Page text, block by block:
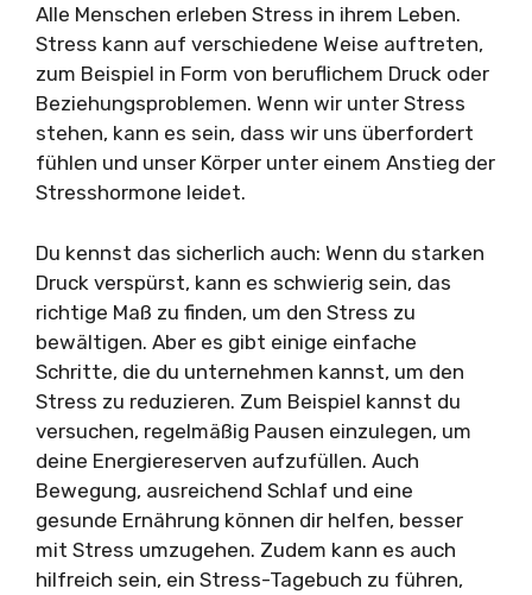
Alle Menschen erleben Stress in ihrem Leben.
Stress kann auf verschiedene Weise auftreten,
zum Beispiel in Form von beruflichem Druck oder
Beziehungsproblemen. Wenn wir unter Stress
stehen, kann es sein, dass wir uns überfordert
fühlen und unser Körper unter einem Anstieg der
Stresshormone leidet.
Du kennst das sicherlich auch: Wenn du starken
Druck verspürst, kann es schwierig sein, das
richtige Maß zu finden, um den Stress zu
bewältigen. Aber es gibt einige einfache
Schritte, die du unternehmen kannst, um den
Stress zu reduzieren. Zum Beispiel kannst du
versuchen, regelmäßig Pausen einzulegen, um
deine Energiereserven aufzufüllen. Auch
Bewegung, ausreichend Schlaf und eine
gesunde Ernährung können dir helfen, besser
mit Stress umzugehen. Zudem kann es auch
hilfreich sein, ein Stress-Tagebuch zu führen,